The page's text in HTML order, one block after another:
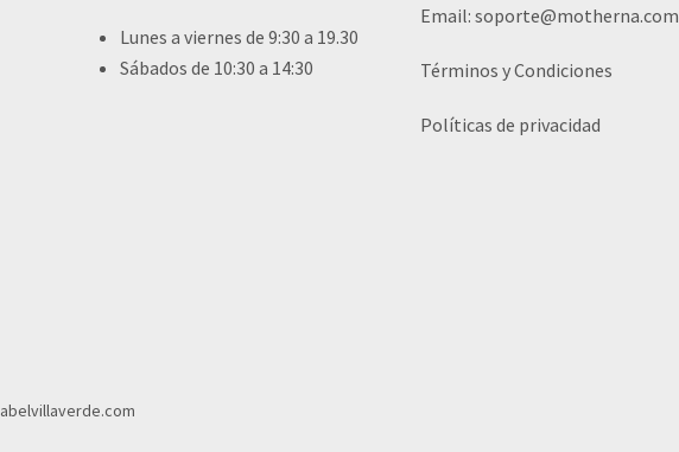
Lunes a viernes de 9:30 a 19.30
Sábados de 10:30 a 14:30
Email: soporte@motherna.com
Términos y Condiciones
Políticas de privacidad
abelvillaverde.com